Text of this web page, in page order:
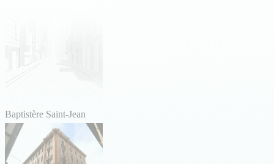
Baptistère Saint-Jean